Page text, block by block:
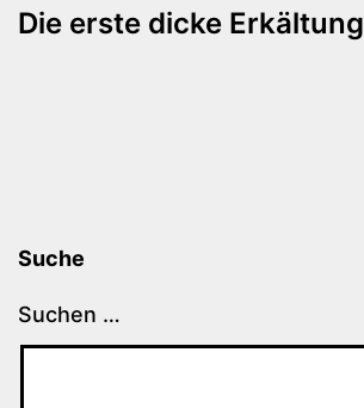
Die erste dicke Erkältung
Suche
Suchen …